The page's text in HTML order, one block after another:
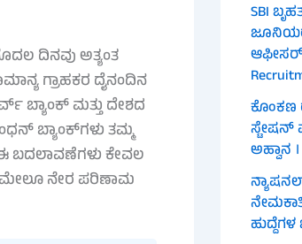
ದಿನವು ಅತ್ಯಂತ
ಗ್ರಾಹಕರ ದೈನಂದಿನ
ಬ್ಯಾಂಕ್ ಮತ್ತು ದೇಶದ
ಬ್ಯಾಂಕ್‌ಗಳು ತಮ್ಮ
ಬದಲಾವಣೆಗಳು ಕೇವಲ
ಮೇಲೂ ನೇರ ಪರಿಣಾಮ
SBI
ಆಫೀಸರ್
ಕೊಂಕಣ
ಸ್ಟೇಷನ್
ಅಹ್ವಾನ